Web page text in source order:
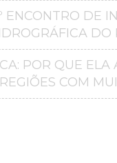
ENCONTRO DE
DO
POR QUE ELA
COM